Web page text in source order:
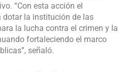
“Con esta acción el
dotar la institución de las
la lucha contra el crimen y la
fortaleciendo el marco
señaló.